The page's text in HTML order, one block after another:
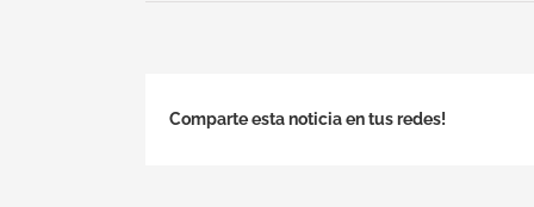
Comparte esta noticia en tus redes!